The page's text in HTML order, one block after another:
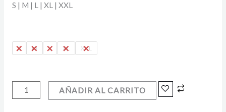
S | M | L | XL | XXL
S M L XL XXL
AÑADIR AL CARRITO